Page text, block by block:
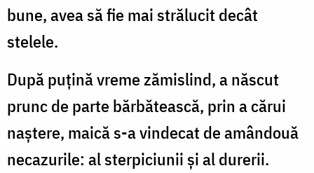
bune, avea să fie mai strălucit decât
stelele.
După puțină vreme zămislind, a născut
prunc de parte bărbătească, prin a cărui
naștere, maică s-a vindecat de amândouă
necazurile: al sterpiciunii și al durerii.